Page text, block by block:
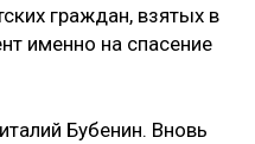
граждан, взятых в
именно на спасение
Бубенин. Вновь